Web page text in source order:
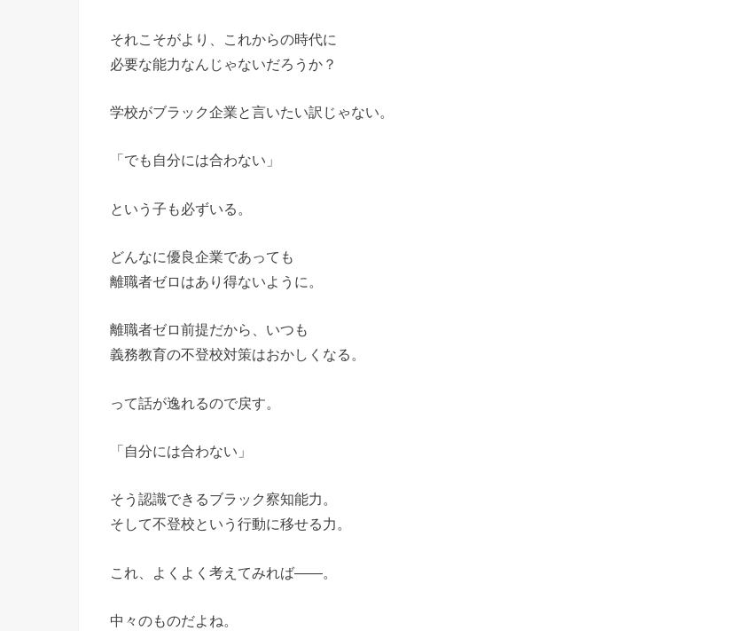
それこそがより、これからの時代に
必要な能力なんじゃないだろうか？
学校がブラック企業と言いたい訳じゃない。
「でも自分には合わない」
という子も必ずいる。
どんなに優良企業であっても
離職者ゼロはあり得ないように。
離職者ゼロ前提だから、いつも
義務教育の不登校対策はおかしくなる。
って話が逸れるので戻す。
「自分には合わない」
そう認識できるブラック察知能力。
そして不登校という行動に移せる力。
これ、よくよく考えてみれば――。
中々のものだよね。